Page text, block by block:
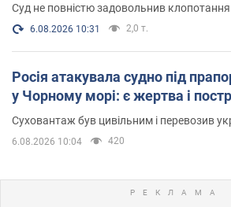
Суд не повністю задовольнив
6.08.2026 10:31 2,0 т.
Росія атакувала судно під
у Чорному морі: є жертва і
Суховантаж був цивільним і перевозив
6.08.2026 10:04 420